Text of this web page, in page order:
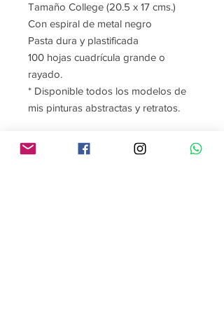
Tamaño College (20.5 x 17 cms.)
Con espiral de metal negro
Pasta dura y plastificada
100 hojas cuadrícula grande o
rayado.
* Disponible todos los modelos de
mis pinturas abstractas y retratos.